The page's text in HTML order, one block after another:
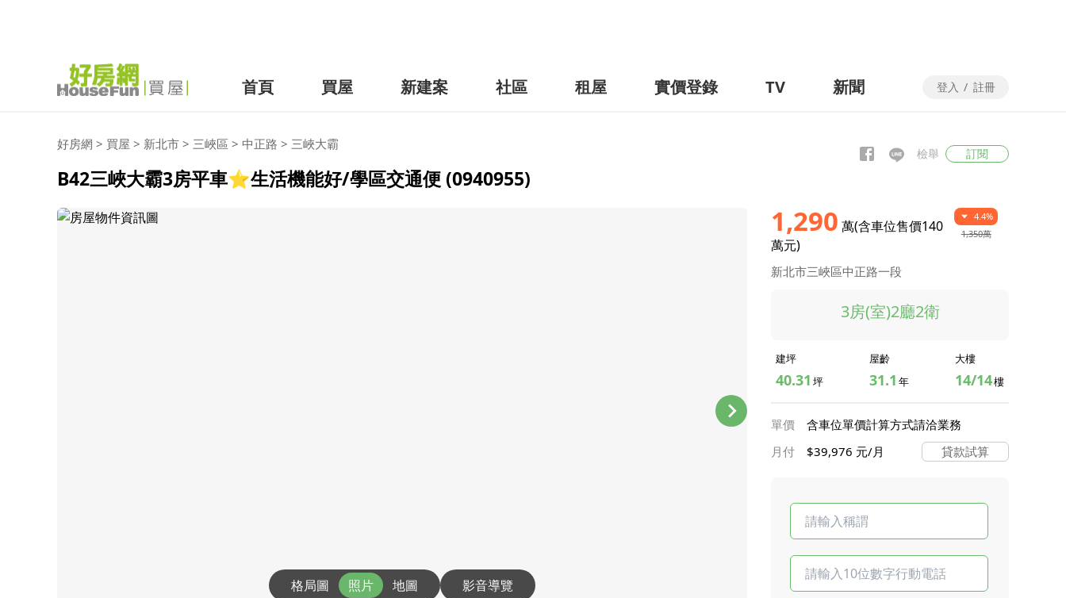
首頁 買屋 新建案 社區 租屋 實價登錄 TV 新聞 登入 / 註冊
好房網 > 買屋 > 新北市 > 三峽區 > 中正路 > 三峽大霸
檢舉 訂閱
B42三峽大霸3房平車⭐️生活機能好/學區交通便 (0940955)
格局圖 照片 地圖 影音導覽
1,290 萬(含車位售價140
萬元)
4.4%
1,350萬
新北市三峽區中正路一段
3房(室)2廳2衛
建坪
40.31 坪
屋齡
31.1 年
大樓
14/14樓
單價
含車位單價計算方式請洽業務
月付
$39,976 元/月 貸款試算